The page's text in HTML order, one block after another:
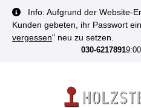
springen
Info: Aufgrund der Website-
Kunden gebeten, ihr Passwort
vergessen" neu zu setzen.
030-6217891